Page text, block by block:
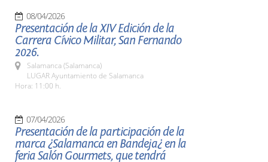
08/04/2026
Presentación de la XIV Edición de la
Carrera Cívico Militar, San Fernando
2026.
Salamanca (Salamanca)
LUGAR Ayuntamiento de Salamanca
Hora: 11:00 h.
07/04/2026
Presentación de la participación de la
marca ¿Salamanca en Bandeja¿ en la
feria Salón Gourmets, que tendrá